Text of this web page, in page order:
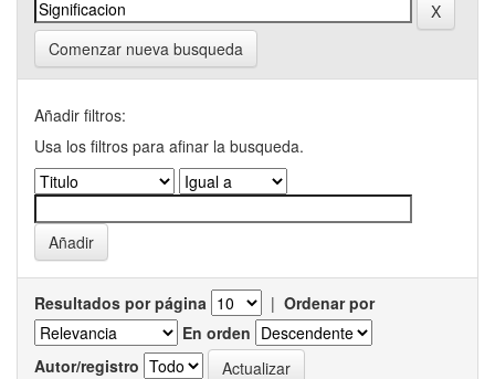
Comenzar nueva busqueda
Añadir filtros:
Usa los filtros para afinar la busqueda.
Resultados por página | Ordenar por
En orden
Autor/registro